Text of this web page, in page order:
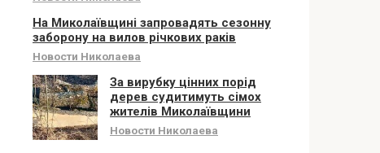
На Миколаївщині запровадять сезонну
заборону на вилов річкових раків
Новости Николаева
За вирубку цінних порід
дерев судитимуть сімох
жителів Миколаївщини
Новости Николаева